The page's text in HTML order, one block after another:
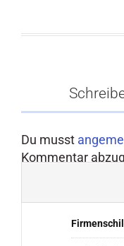
Du musst
Kommentar